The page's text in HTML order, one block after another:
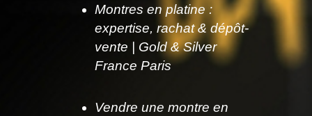
Montres en platine :
expertise, rachat & dépôt-
vente | Gold & Silver
France Paris
Vendre une montre en